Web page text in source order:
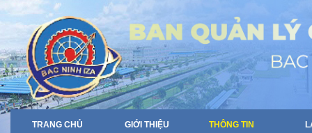
TRANG CHỦ GIỚI THIỆU THÔNG TIN